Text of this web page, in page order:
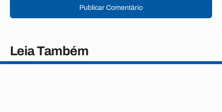
Publicar Comentário
Leia Também